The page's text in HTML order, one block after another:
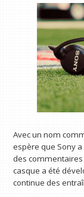
Avec un nom
espère que Sony
des commentaires
casque a été
continue des